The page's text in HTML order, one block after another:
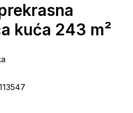
kuća 243 m²